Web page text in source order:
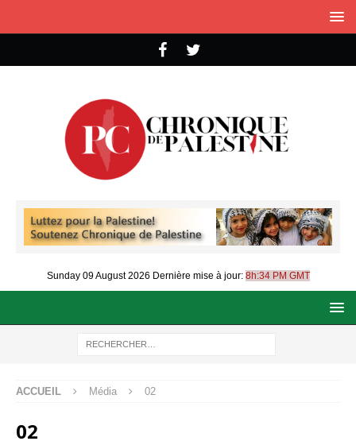
Sunday 09 August 2026 Dernière mise à jour: 8h:34 PM GMT
ACCUEIL Média 02
02